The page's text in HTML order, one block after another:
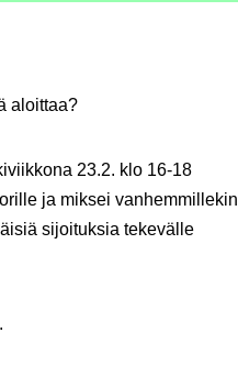
aloittaa?
23.2. klo 16-18
ja miksei vanhemmillekin
sijoituksia tekevälle